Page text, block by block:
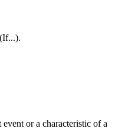
or a characteristic of a